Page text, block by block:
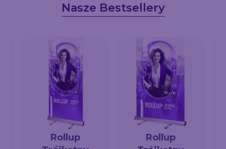
Nasze Bestsellery
Rollup
Rollup